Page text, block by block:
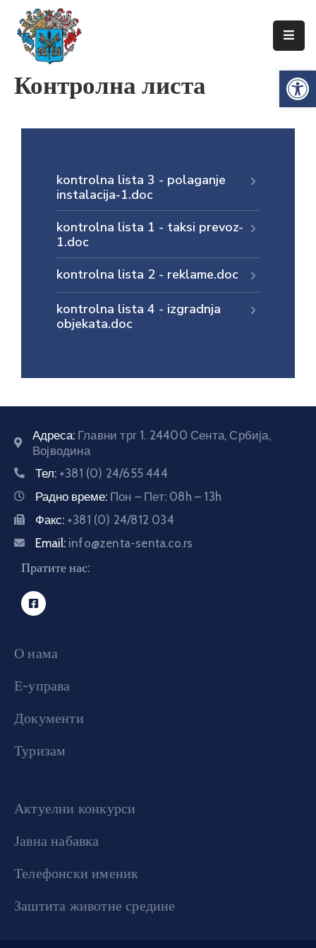
Упознајте
Сенту
Документи
Информатор
Контролна листа
kontrolna lista 3 - polaganje
instalacija-1.doc
kontrolnа listа 1 - taksi prevoz-
1.doc
kontrolnа listа 2 - reklame.doc
kontrolnа listа 4 - izgradnja
objekata.doc
Адреса: Главни трг 1. 24400 Сента, Србија,
Војводина
Тел: +381 (0) 24/655 444
Радно време: Пон – Пет: 08h – 13h
Факс: +381 (0) 24/812 034
Email: info@zenta-senta.co.rs
Пратите нас:
О нама
Е-управа
Документи
Туризам
Актуелни конкурси
Јавна набавка
Телефонски именик
Заштита животне средине